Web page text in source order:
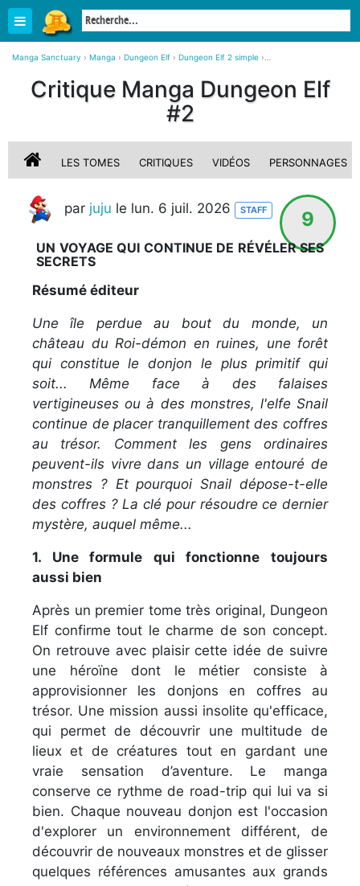
Manga Sanctuary › Manga › Dungeon Elf › Dungeon Elf 2 simple ›
Critique Manga Dungeon Elf
#2
LES TOMES CRITIQUES VIDÉOS PERSONNAGES
9
par juju le lun. 6 juil. 2026 STAFF
UN VOYAGE QUI CONTINUE DE RÉVÉLER SES
SECRETS
Résumé éditeur
Une île perdue au bout du monde, un
château du Roi-démon en ruines, une forêt
qui constitue le donjon le plus primitif qui
soit... Même face à des falaises
vertigineuses ou à des monstres, l'elfe Snail
continue de placer tranquillement des coffres
au trésor. Comment les gens ordinaires
peuvent-ils vivre dans un village entouré de
monstres ? Et pourquoi Snail dépose-t-elle
des coffres ? La clé pour résoudre ce dernier
mystère, auquel même...
1. Une formule qui fonctionne toujours
aussi bien
Après un premier tome très original, Dungeon
Elf confirme tout le charme de son concept.
On retrouve avec plaisir cette idée de suivre
une héroïne dont le métier consiste à
approvisionner les donjons en coffres au
trésor. Une mission aussi insolite qu'efficace,
qui permet de découvrir une multitude de
lieux et de créatures tout en gardant une
vraie sensation d’aventure. Le manga
conserve ce rythme de road-trip qui lui va si
bien. Chaque nouveau donjon est l'occasion
d'explorer un environnement différent, de
découvrir de nouveaux monstres et de glisser
quelques références amusantes aux grands